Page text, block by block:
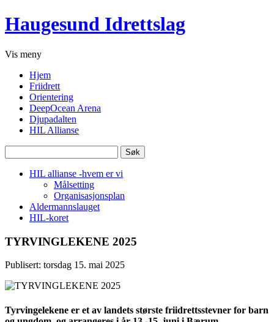
Haugesund Idrettslag
Vis meny
Hjem
Friidrett
Orientering
DeepOcean Arena
Djupadalten
HIL Allianse
etter:
HIL allianse -hvem er vi
Målsetting
Organisasjonsplan
Aldermannslauget
HIL-koret
TYRVINGLEKENE 2025
Publisert: torsdag 15. mai 2025
Tyrvingelekene er et av landets største friidrettsstevner for barn